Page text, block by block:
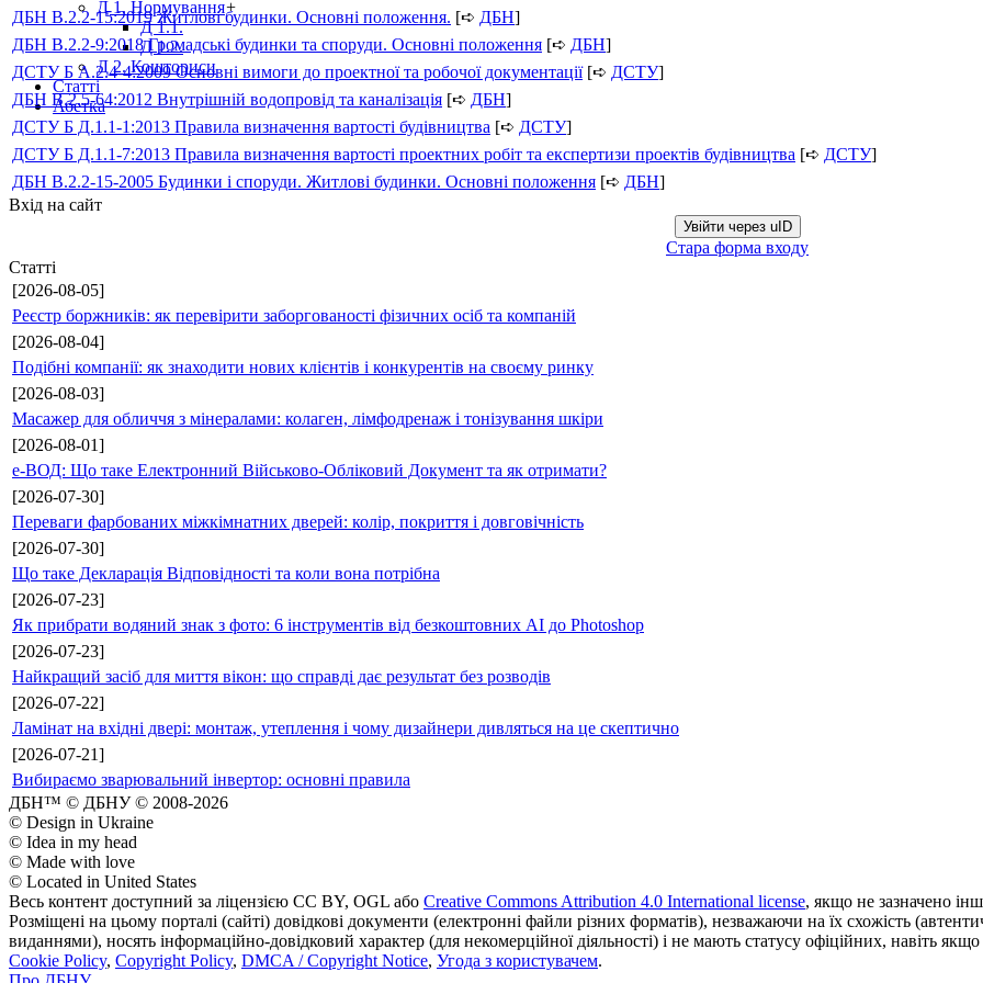
Д 1. Нормування+
Д 1.1.
Д 1.2.
Д 2. Кошториси
Статті
Абетка
ДБН В.2.2-15:2019 Житлові будинки. Основні положення. [➪ ДБН]
ДБН В.2.2-9:2018 Громадські будинки та споруди. Основні положення [➪ ДБН]
ДСТУ Б А.2.4-4:2009 Основні вимоги до проектної та робочої документації[➪ ДСТУ]
ДБН В.2.5-64:2012 Внутрішній водопровід та каналізація [➪ ДБН]
ДСТУ Б Д.1.1-1:2013 Правила визначення вартості будівництва [➪ ДСТУ]
ДСТУ Б Д.1.1-7:2013 Правила визначення вартості проектних робіт та експертизи проектів будівництва [➪ ДСТУ]
ДБН В.2.2-15-2005 Будинки і споруди. Житлові будинки. Основні положення [➪ ДБН]
Вхід на сайт
Увійти через uID
Стара форма входу
Статті
[2026-08-05]
Реєстр боржників: як перевірити заборгованості фізичних осіб та компаній
[2026-08-04]
Подібні компанії: як знаходити нових клієнтів і конкурентів на своєму ринку
[2026-08-03]
Масажер для обличчя з мінералами: колаген, лімфодренаж і тонізування шкіри
[2026-08-01]
е-ВОД: Що таке Електронний Військово-Обліковий Документ та як отримати?
[2026-07-30]
Переваги фарбованих міжкімнатних дверей: колір, покриття і довговічність
[2026-07-30]
Що таке Декларація Відповідності та коли вона потрібна
[2026-07-23]
Як прибрати водяний знак з фото: 6 інструментів від безкоштовних AI до Photoshop
[2026-07-23]
Найкращий засіб для миття вікон: що справді дає результат без розводів
[2026-07-22]
Ламінат на вхідні двері: монтаж, утеплення і чому дизайнери дивляться на це скептично
[2026-07-21]
Вибираємо зварювальний інвертор: основні правила
ДБН™ © ДБНУ © 2008-2026
© Design in Ukraine
© Idea in my head
© Made with love
© Located in United States
Весь контент доступний за ліцензією CC BY, OGL або Creative Commons Attribution 4.0 International license, якщо не зазначено
Розміщені на цьому порталі (сайті) довідкові документи (електронні файли різних форматів), незважаючи на їх схожість
виданнями), носять інформаційно-довідковий характер (для некомерційної діяльності) і не мають статусу офіційних, навіть якщо
Cookie Policy, Copyright Policy, DMCA / Copyright Notice, Угода з користувачем.